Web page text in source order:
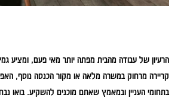
הרעיון של עבודה מהבית מפתה יותר מאי פעם, ומציע
קריירה מרחוק במשרה מלאה או מקור הכנסה נוסף,
בתחומי העניין ובמאמץ שאתם מוכנים להשקיע. בואו